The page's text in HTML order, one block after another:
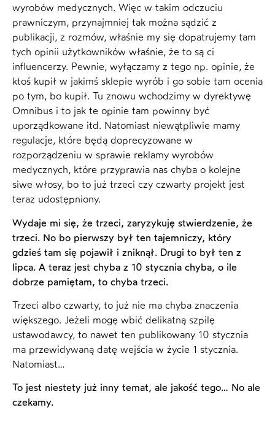
wyrobów medycznych. Więc w takim odczuciu
prawniczym, przynajmniej tak można sądzić z
publikacji, z rozmów, właśnie my się dopatrujemy tam
tych opinii użytkowników właśnie, że to są ci
influencerzy. Pewnie, wyłączamy z tego np. opinie, że
ktoś kupił w jakimś sklepie wyrób i go sobie tam ocenia
po tym, bo kupił. Tu znowu wchodzimy w dyrektywę
Omnibus i to jak te opinie tam powinny być
uporządkowane itd. Natomiast niewątpliwie mamy
regulacje, które będą doprecyzowane w
rozporządzeniu w sprawie reklamy wyrobów
medycznych, które przyprawia nas chyba o kolejne
siwe włosy, bo to już trzeci czy czwarty projekt jest
teraz udostępniony.
Wydaje mi się, że trzeci, zaryzykuję stwierdzenie, że
trzeci. No bo pierwszy był ten tajemniczy, który
gdzieś tam się pojawił i zniknął. Drugi to był ten z
lipca. A teraz jest chyba z 10 stycznia chyba, o ile
dobrze pamiętam, to chyba trzeci.
Trzeci albo czwarty, to już nie ma chyba znaczenia
większego. Jeżeli mogę wbić delikatną szpilę
ustawodawcy, to nawet ten publikowany 10 stycznia
ma przewidywaną datę wejścia w życie 1 stycznia.
Natomiast…
To jest niestety już inny temat, ale jakość tego… No ale
czekamy.